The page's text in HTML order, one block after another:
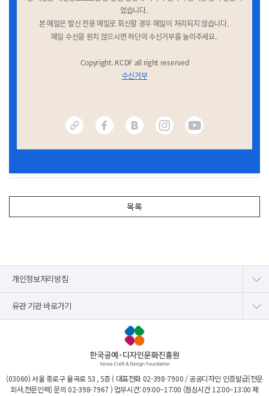
었습니다.
본 메일은 발신 전용 메일로 회신할 경우 메일이 처리되지 않습니다.
메일 수신을 원치 않으시면 하단의 수신거부를 눌러주세요.
Copyright. KCDF all right reserved
수신거부
목록
개인정보처리방침
유관 기관 바로가기
(03060) 서울 종로구 율곡로 53 , 5층 ( 대표전화02-398-7900 / 공공디자인 인증발급[전문
회사,전문인력] 문의02-398-7967) 업무시간: 09:00~17:00 (점심시간 12:00~13:00 제